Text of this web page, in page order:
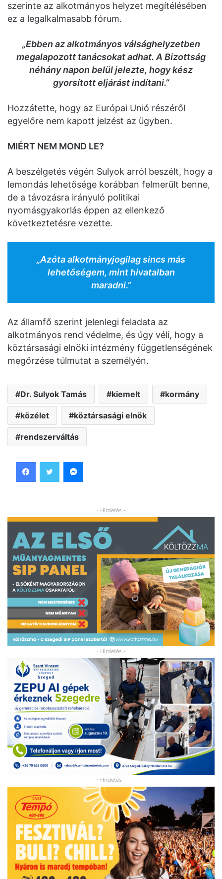
szerinte az alkotmányos helyzet megítélésében
ez a legalkalmasabb fórum.
„Ebben az alkotmányos válsághelyzetben
megalapozott tanácsokat adhat. A Bizottság
néhány napon belül jelezte, hogy kész
gyorsított eljárást indítani.”
Hozzátette, hogy az Európai Unió részéről
egyelőre nem kapott jelzést az ügyben.
MIÉRT NEM MOND LE?
A beszélgetés végén Sulyok arról beszélt, hogy a
lemondás lehetősége korábban felmerült benne,
de a távozásra irányuló politikai
nyomásgyakorlás éppen az ellenkező
következtetésre vezette.
„Azóta alkotmányjogilag sincs más
lehetőségem, mint hivatalban
maradni.”
Az államfő szerint jelenlegi feladata az
alkotmányos rend védelme, és úgy véli, hogy a
köztársasági elnöki intézmény függetlenségének
megőrzése túlmutat a személyén.
Dr. Sulyok Tamás kiemelt kormány
közélet köztársasági elnök
rendszerváltás
- Hirdetés -
- Hirdetés -
- Hirdetés -